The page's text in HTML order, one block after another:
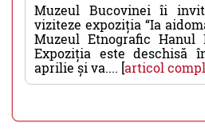
Muzeul Bucovinei îi
viziteze expoziția “Ia
Muzeul Etnografic Hanul
Expoziția este deschisă
aprilie și va.... [articol